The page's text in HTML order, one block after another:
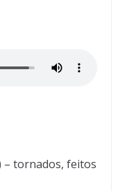
– tornados, feitos